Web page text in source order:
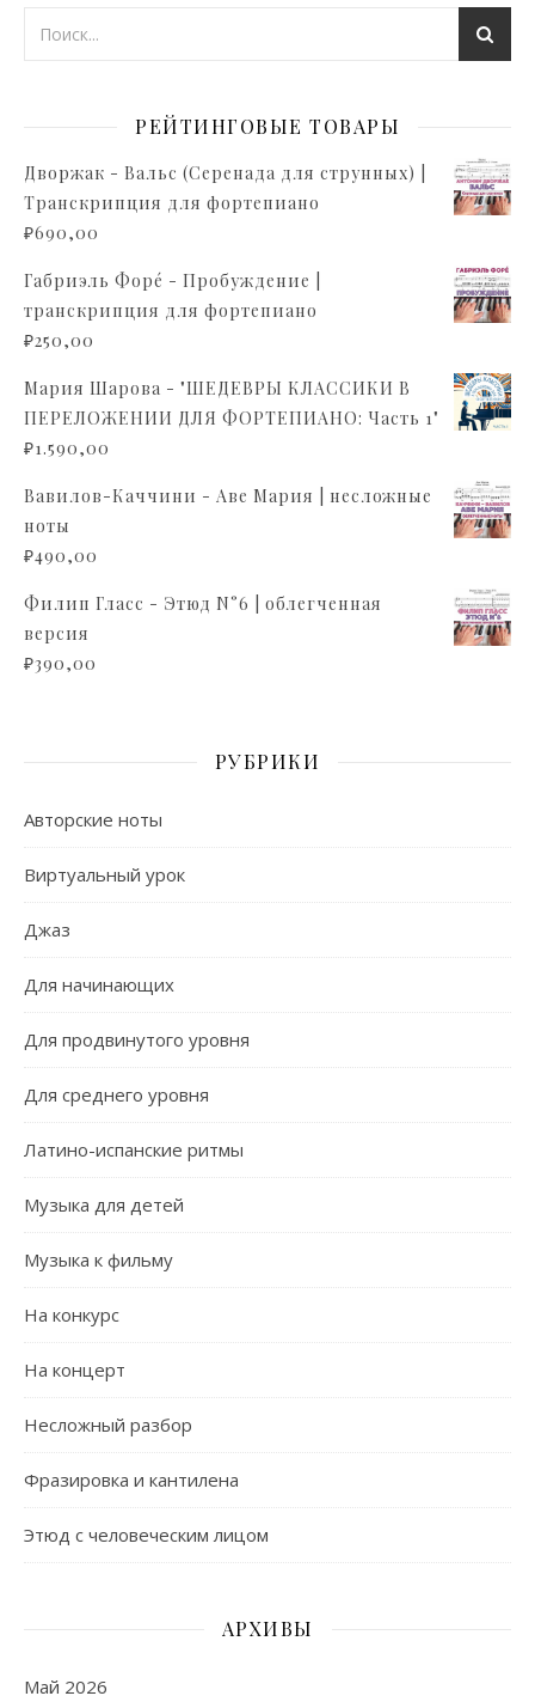
РЕЙТИНГОВЫЕ ТОВАРЫ
Дворжак - Вальс (Серенада для струнных) |
Транскрипция для фортепиано
₽690,00
Габриэль Форé - Пробуждение |
транскрипция для фортепиано
₽250,00
Мария Шарова - "ШЕДЕВРЫ КЛАССИКИ В
ПЕРЕЛОЖЕНИИ ДЛЯ ФОРТЕПИАНО: Часть 1"
₽1.590,00
Вавилов-Каччини - Аве Мария | несложные
ноты
₽490,00
Филип Гласс - Этюд N°6 | облегченная
версия
₽390,00
РУБРИКИ
Авторские ноты
Виртуальный урок
Джаз
Для начинающих
Для продвинутого уровня
Для среднего уровня
Латино-испанские ритмы
Музыка для детей
Музыка к фильму
На конкурс
На концерт
Несложный разбор
Фразировка и кантилена
Этюд с человеческим лицом
АРХИВЫ
Май 2026